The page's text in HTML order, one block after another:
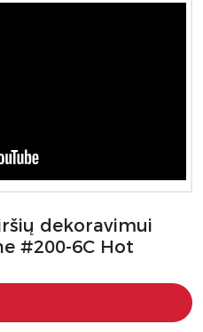
dekoravimui
#200-6C Hot